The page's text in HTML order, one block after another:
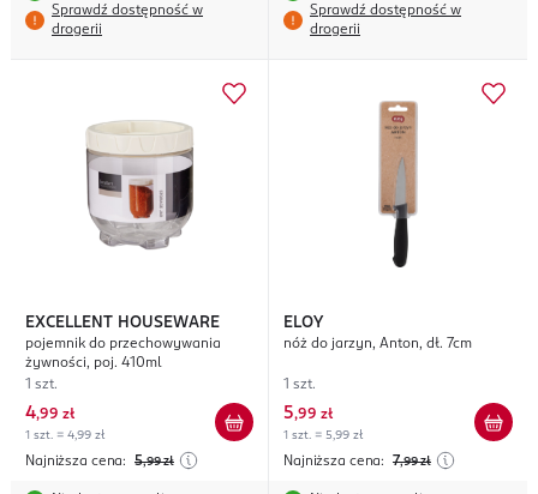
Sprawdź dostępność w
drogerii
Sprawdź dostępność w
drogerii
EXCELLENT HOUSEWARE
pojemnik do przechowywania
żywności, poj. 410ml
1 szt.
4,99 zł
1 szt. = 4,99 zł
Najniższa cena: 5,99 zł
ELOY
nóż do jarzyn, Anton, dł. 7cm
1 szt.
5,99 zł
1 szt. = 5,99 zł
Najniższa cena: 7,99 zł